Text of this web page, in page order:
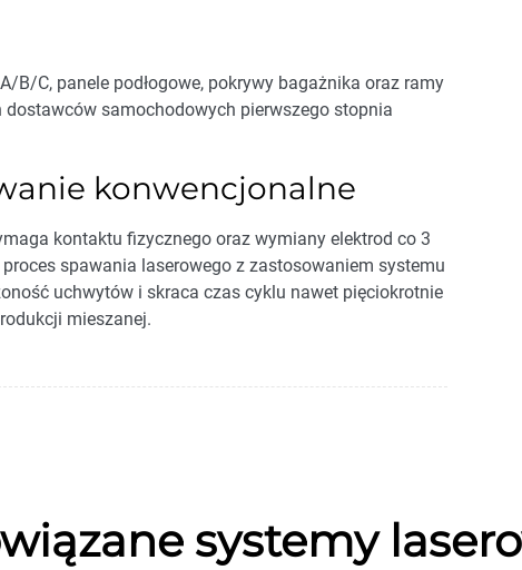
B/C, panele podłogowe, pokrywy bagażnika oraz ramy
samochodowych pierwszego stopnia
konwencjonalne
kontaktu fizycznego oraz wymiany elektrod co 3
spawania laserowego z zastosowaniem systemu
uchwytów i skraca czas cyklu nawet pięciokrotnie
mieszanej.
systemy